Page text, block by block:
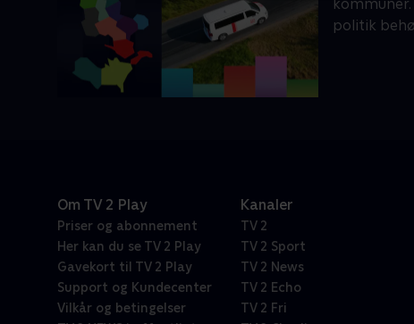
politik
Om TV 2 Play
Priser og abonnement
Her kan du se TV 2 Play
Gavekort til TV 2 Play
Support og Kundecenter
Vilkår og betingelser
Kanaler
TV 2
TV 2 Sport
TV 2 News
TV 2 Echo
TV 2 Fri